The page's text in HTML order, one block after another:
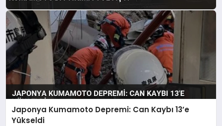
Japonya Kumamoto Depremi: Can Kaybı 13’e
Yükseldi